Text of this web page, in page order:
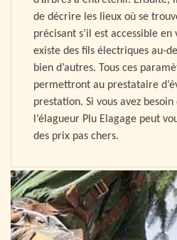
de décrire les lieux où se
précisant s’il est accessible en
existe des fils électriques au-
bien d’autres. Tous ces
permettront au prestataire
prestation. Si vous avez besoin
l’élagueur Plu Elagage peut
des prix pas chers.